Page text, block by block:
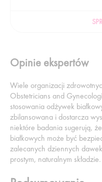
Opinie ekspertów
Wiele organizacji
Obstetricians and
stosowania odżywek
zbilansowana i dostarcza
niektóre badania sugerują,
białkowych może być
zalecanych dziennych
prostym, naturalnym składzie.